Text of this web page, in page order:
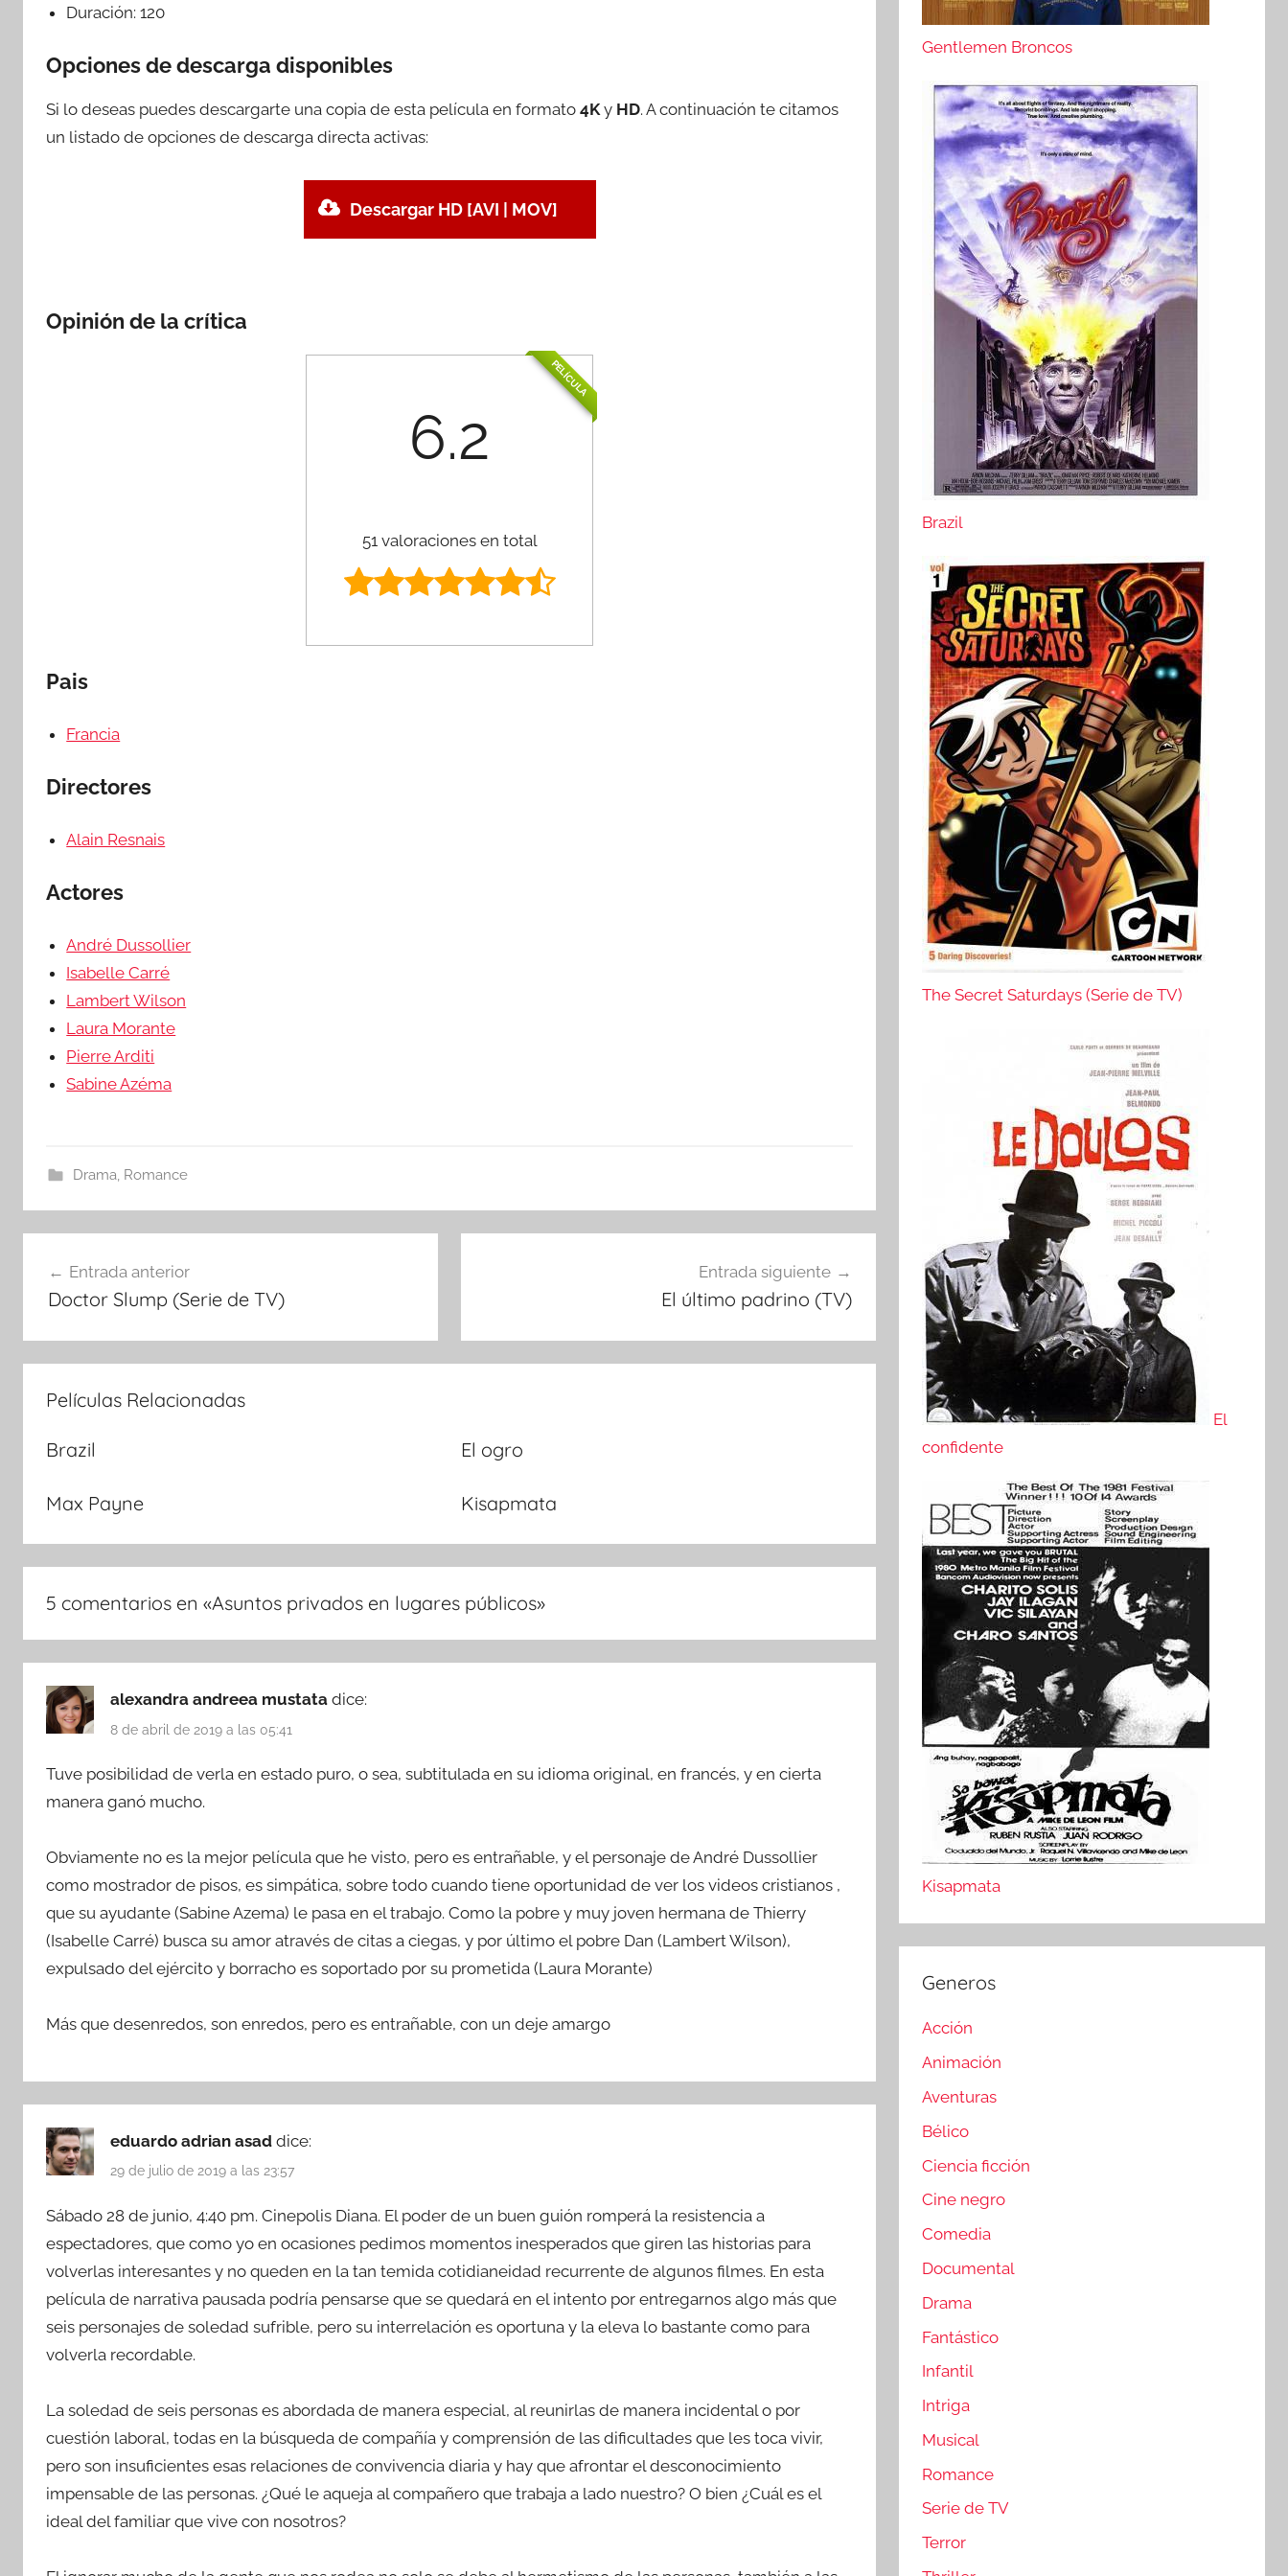
Duración:120
Opciones de descarga disponibles
Si lo deseas puedes descargarte una copia de esta película en formato 4Ky HD. A continuación te citamos
un listado de opciones de descarga directa activas:
Descargar HD [AVI | MOV]
Opinión de la crítica
PELÍCULA
6.2
51 valoraciones en total
Pais
Francia
Directores
Alain Resnais
Actores
André Dussollier
Isabelle Carré
Lambert Wilson
Laura Morante
Pierre Arditi
Sabine Azéma
Drama, Romance
Navegación
de
entradas
Entrada anterior
Doctor Slump (Serie de TV)
Entrada siguiente
El último padrino (TV)
Películas Relacionadas
Brazil El ogro
Max Payne Kisapmata
5 comentarios en «Asuntos privados en lugares públicos»
alexandra andreea mustata dice:
8 de abril de 2019 a las 05:41
Tuve posibilidad de verla en estado puro, o sea, subtitulada en su idioma original, en francés, y en cierta
manera ganó mucho.
Obviamente no es la mejor película que he visto, pero es entrañable, y el personaje de André Dussollier
como mostrador de pisos, es simpática, sobre todo cuando tiene oportunidad de ver los videos cristianos ,
que su ayudante (Sabine Azema) le pasa en el trabajo. Como la pobre y muy joven hermana de Thierry
(Isabelle Carré) busca su amor através de citas a ciegas, y por último el pobre Dan (Lambert Wilson),
expulsado del ejército y borracho es soportado por su prometida (Laura Morante)
Más que desenredos, son enredos, pero es entrañable, con un deje amargo
eduardo adrian asad dice:
29 de julio de 2019 a las 23:57
Sábado 28 de junio, 4:40 pm. Cinepolis Diana. El poder de un buen guión romperá la resistencia a
espectadores, que como yo en ocasiones pedimos momentos inesperados que giren las historias para
volverlas interesantes y no queden en la tan temida cotidianeidad recurrente de algunos filmes. En esta
película de narrativa pausada podría pensarse que se quedará en el intento por entregarnos algo más que
seis personajes de soledad sufrible, pero su interrelación es oportuna y la eleva lo bastante como para
volverla recordable.
La soledad de seis personas es abordada de manera especial, al reunirlas de manera incidental o por
cuestión laboral, todas en la búsqueda de compañía y comprensión de las dificultades que les toca vivir,
pero son insuficientes esas relaciones de convivencia diaria y hay que afrontar el desconocimiento
impensable de las personas. ¿Qué le aqueja al compañero que trabaja a lado nuestro? O bien ¿Cuál es el
ideal del familiar que vive con nosotros?
Gentlemen Broncos
Brazil
The Secret Saturdays (Serie de TV)
El
confidente
Kisapmata
Generos
Acción
Animación
Aventuras
Bélico
Ciencia ficción
Cine negro
Comedia
Documental
Drama
Fantástico
Infantil
Intriga
Musical
Romance
Serie de TV
Terror